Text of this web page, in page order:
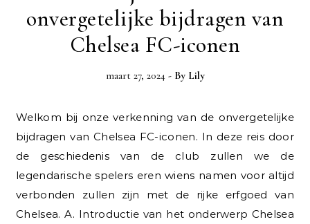
onvergetelijke bijdragen van
Chelsea FC-iconen
maart 27, 2024 - By Lily
Welkom bij onze verkenning van de onvergetelijke
bijdragen van Chelsea FC-iconen. In deze reis door
de geschiedenis van de club zullen we de
legendarische spelers eren wiens namen voor altijd
verbonden zullen zijn met de rijke erfgoed van
Chelsea. A. Introductie van het onderwerp Chelsea